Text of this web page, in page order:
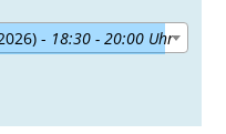
- 18:30 - 20:00 Uhr